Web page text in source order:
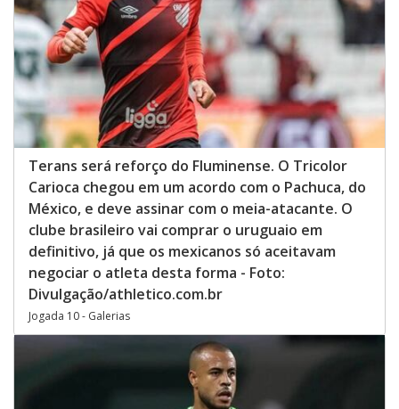
Terans será reforço do Fluminense. O Tricolor
Carioca chegou em um acordo com o Pachuca, do
México, e deve assinar com o meia-atacante. O
clube brasileiro vai comprar o uruguaio em
definitivo, já que os mexicanos só aceitavam
negociar o atleta desta forma - Foto:
Divulgação/athletico.com.br
Jogada 10 - Galerias